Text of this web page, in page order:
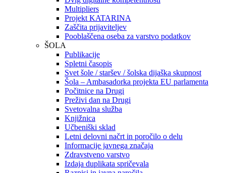
Multipliers
Projekt KATARINA
Zaščita prijaviteljev
Pooblaščena oseba za varstvo podatkov
ŠOLA
Publikacije
Spletni časopis
Svet šole / staršev / šolska dijaška skupnost
Šola – Ambasadorka projekta EU parlamenta
Počitnice na Drugi
Preživi dan na Drugi
Svetovalna služba
Knjižnica
Učbeniški sklad
Letni delovni načrt in poročilo o delu
Informacije javnega značaja
Zdravstveno varstvo
Izdaja duplikata spričevala